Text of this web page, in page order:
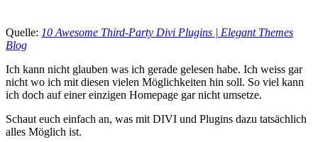
Quelle: 10 Awesome Third-Party Divi Plugins | Elegant Themes
Blog
Ich kann nicht glauben was ich gerade gelesen habe. Ich weiss gar
nicht wo ich mit diesen vielen Möglichkeiten hin soll. So viel kann
ich doch auf einer einzigen Homepage gar nicht umsetze.
Schaut euch einfach an, was mit DIVI und Plugins dazu tatsächlich
alles Möglich ist.